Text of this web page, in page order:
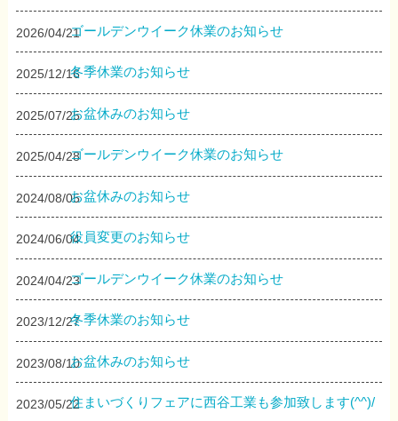
2026/04/21ゴールデンウイーク休業のお知らせ
2025/12/16冬季休業のお知らせ
2025/07/25お盆休みのお知らせ
2025/04/28ゴールデンウイーク休業のお知らせ
2024/08/05お盆休みのお知らせ
2024/06/04役員変更のお知らせ
2024/04/23ゴールデンウイーク休業のお知らせ
2023/12/27冬季休業のお知らせ
2023/08/10お盆休みのお知らせ
2023/05/22住まいづくりフェアに西谷工業も参加致します(^^)/